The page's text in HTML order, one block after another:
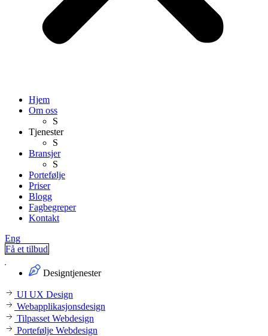
Hjem
Om oss
S
Tjenester
S
Bransjer
S
Portefølje
Priser
Blogg
Fagbegreper
Kontakt
Eng
Få et tilbud
Designtjenester
UI UX Design
Webapplikasjonsdesign
Tilpasset Webdesign
Portefølje Webdesign